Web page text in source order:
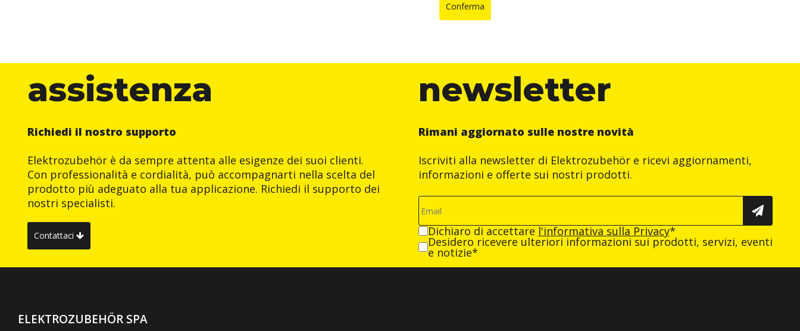
Conferma
assistenza
Richiedi il nostro supporto
Elektrozubehör è da sempre attenta alle esigenze dei suoi clienti.
Con professionalità e cordialità, può accompagnarti nella scelta del
prodotto più adeguato alla tua applicazione. Richiedi il supporto dei
nostri specialisti.
Contattaci
newsletter
Rimani aggiornato sulle nostre novità
Iscriviti alla newsletter di Elektrozubehör e ricevi aggiornamenti,
informazioni e offerte sui nostri prodotti.
Dichiaro di accettare l'informativa sulla Privacy*
Desidero ricevere ulteriori informazioni sui prodotti, servizi, eventi
e notizie*
ELEKTROZUBEHÖR SPA